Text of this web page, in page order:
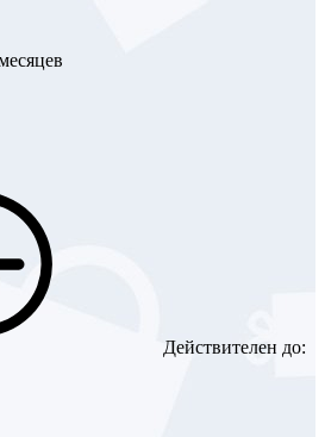
Действителен до: